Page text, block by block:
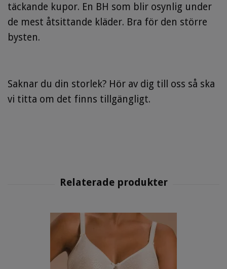
täckande kupor. En BH som blir osynlig under
de mest åtsittande kläder. Bra för den större
bysten.
Saknar du din storlek? Hör av dig till oss så ska
vi titta om det finns tillgängligt.